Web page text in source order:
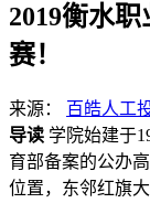
2019衡水
赛！
来源： 百皓人工
导读 学院始建于
育部备案的公办
位置，东邻红旗